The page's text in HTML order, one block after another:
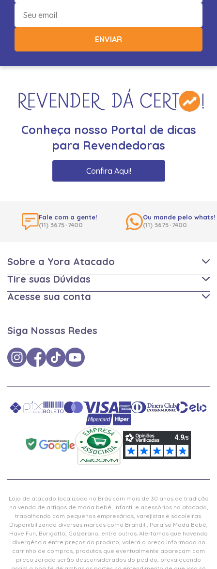
ENVIAR
Conheça nosso Portal de dicas
para Revendedoras
Confira Aqui!
Fale com a gente!
(11) 3675-7400
Ou mande pelo whats!
(11) 3675-7400
Sobre a Yora Atacado
Tire suas Dúvidas
Acesse sua conta
Siga Nossas Redes
Loja de atacado localizada no Brás com mais de 30 anos de tradição
na venda de artigos de moda bebê, infantil e acessórios no atacado,
trabalhando com pequenos empresários, varejistas e sacoleiras.
Disponibilizando diversas marcas como Brandili, Paraíso Moda Bebê,
Have Fun, Burigotto, Galzerano, entre outras. Alertamos que havendo
divergência entre preços do produto, valerá o preço informado no
carrinho de compras, produtos que eventualmente apareçam com
preço zerado serão desconsiderados do pedido, prevalecendo